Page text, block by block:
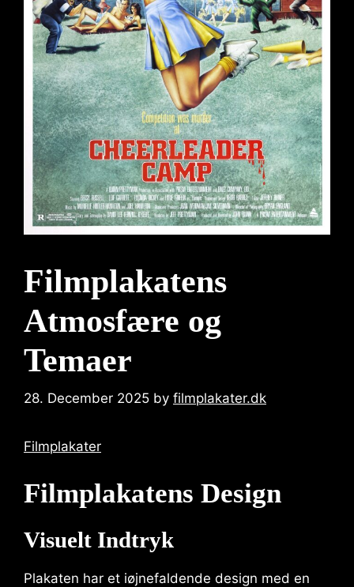
Filmplakatens
Atmosfære og
Temaer
28. December 2025 by filmplakater.dk
Filmplakater
Filmplakatens Design
Visuelt Indtryk
Plakaten har et iøjnefaldende design med en